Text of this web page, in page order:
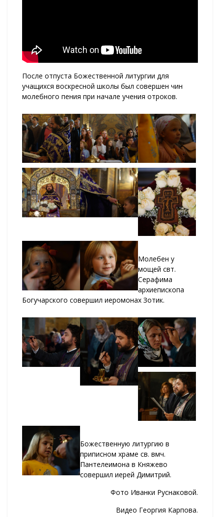
После отпуста Божественной литургии для
учащихся воскресной школы был совершен чин
молебного пения при начале учения отроков.
Молебен у
мощей свт.
Серафима
архиепископа
Богучарского совершил иеромонах Зотик.
Божественную литургию в
приписном храме св. вмч.
Пантелеимона в Княжево
совершил иерей Димитрий.
Фото Иванки Руснаковой.
Видео Георгия Карпова.